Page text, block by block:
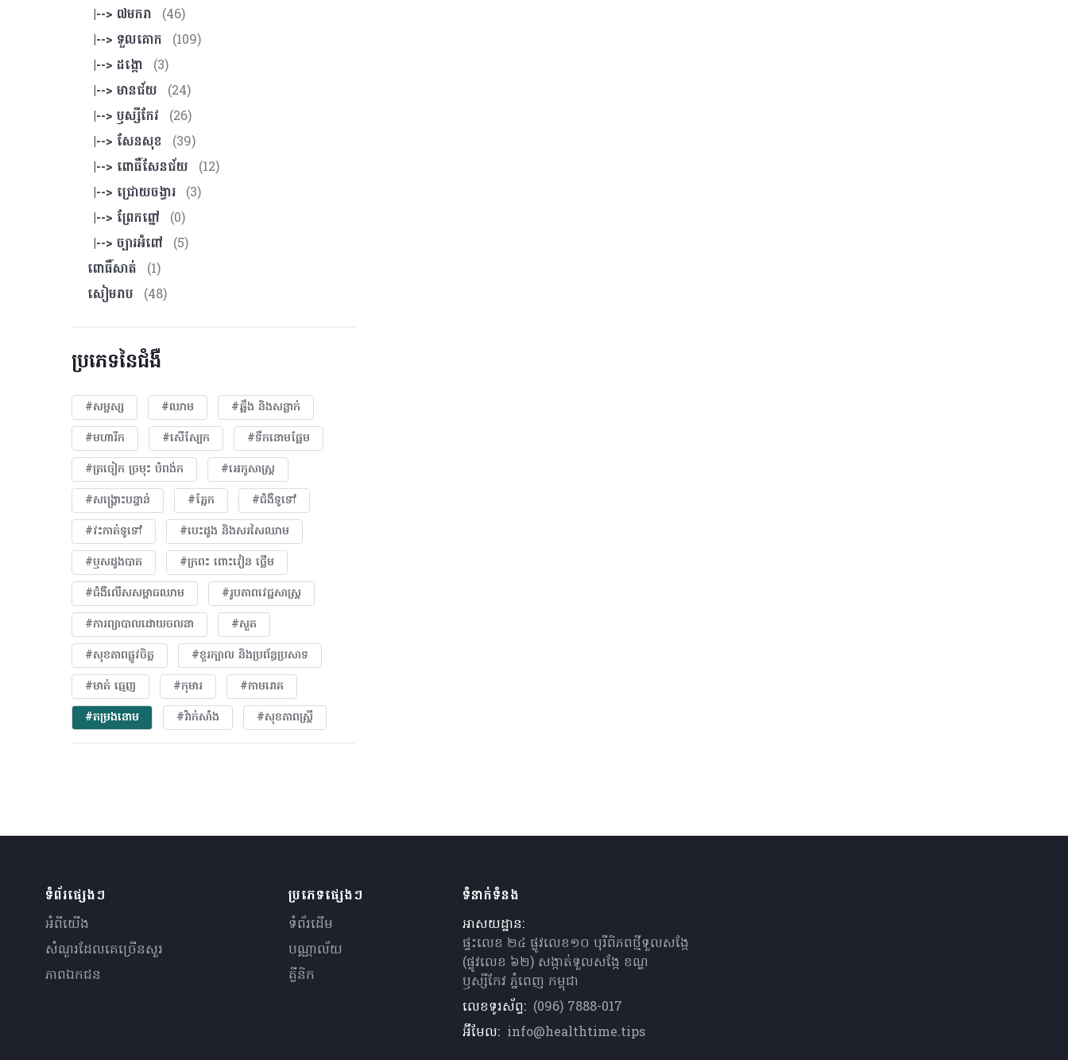
|--> ៧មករា
(46)
|--> ទួលគោក
(109)
|--> ដង្កោ
(3)
|--> មានជ័យ
(24)
|--> ឫស្សីកែវ
(26)
|--> សែនសុខ
(39)
|--> ពោធិ៍សែនជ័យ
(12)
|--> ជ្រោយចង្វារ (3)
|--> ព្រែកព្នៅ
(0)
|--> ច្បារអំពៅ
(5)
ពោធិ៍សាត់
(1)
សៀមរាប
(48)
ប្រភេទនៃជំងឺ
#សម្ផស្ស #ឈាម
#ឆ្អឹង និងសន្លាក់
#មហារីក​
#សើស្បែក
#ទឹកនោមផ្អែម
#ត្រចៀក ច្រមុះ បំពង់ក
#អេកូសាស្រ្ត
#សង្គ្រោះបន្ទាន់
#ភ្នែក​
#ជំងឺទូទៅ
#វះកាត់ទូទៅ
#បេះដូង​ និងសរសៃឈាម
#ឫសដូងបាត
#ក្រពះ ពោះវៀន ថ្លើម
#ជំងឺលើសសម្ពាធឈាម
#​រូបភាពវេជ្ជសាស្រ្ត
#ការព្យាបាលដោយ​ចលនា
#សួត
#សុខភាពផ្លូវចិត្ត
#ខួរក្បាល និងប្រព័ន្ធប្រសាទ
#មាត់ ធ្មេញ
#កុមារ
#កាមរោគ
#តម្រងនោម
#វ៉ាក់សាំង #សុខភាពស្រ្តី
ទំព័រផ្សេងៗ
អំពីយើង
សំណួរ​ដែលគេ​ច្រើន​សួរ
ភាពឯកជន
ប្រភេទផ្សេងៗ
ទំព័រដើម
បណ្ណាល័យ
គ្លីនិក
ទំនាក់ទំនង
អាសយដ្ឋាន:
ផ្ទះលេខ ២៤ ផ្លូវលេខ១០ បុរីពិភពថ្មីទួលសង្កែ
(ផ្លូវលេខ ៦២) សង្កាត់ទួលសង្កែ ខណ្ឌ
ឫស្សីកែវ ភ្នំពេញ កម្ពុជា
លេខទូរស័ព្ទ: (096) 7888-017
អ៊ីមែល: info@healthtime.tips